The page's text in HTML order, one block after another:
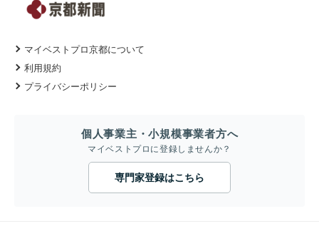
マイベストプロ京都について
利用規約
プライバシーポリシー
個人事業主・小規模事業者方へ
マイベストプロに登録しませんか？
専門家登録はこちら